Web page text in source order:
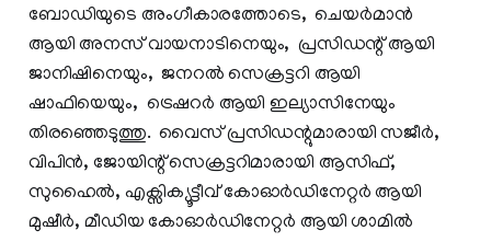
ബോഡിയുടെ അംഗീകാരത്തോടെ, ചെയർമാൻ
ആയി അനസ് വായനാടിനെയും, പ്രസിഡന്റ് ആയി
ജാനിഷിനെയും, ജനറൽ സെക്രട്ടറി ആയി
ഷാഫിയെയും, ട്രെഷറർ ആയി ഇല്യാസിനേയും
തിരഞ്ഞെടുത്തു. വൈസ് പ്രസിഡന്റുമാരായി സജീർ,
വിപിൻ, ജോയിന്റ് സെക്രട്ടറിമാരായി ആസിഫ്,
സുഹൈൽ, എക്സിക്യൂട്ടീവ് കോഓർഡിനേറ്റർ ആയി
മുഷീർ, മീഡിയ കോഓർഡിനേറ്റർ ആയി ശാമിൽ